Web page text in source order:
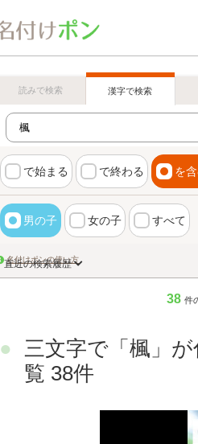
読みで検索 漢字で検索
で始まる で終わる を
男の子 女の子 すべて
名付けポンの使い方
直近の検索履歴
38 件
三文字で「楓」
覧 38件